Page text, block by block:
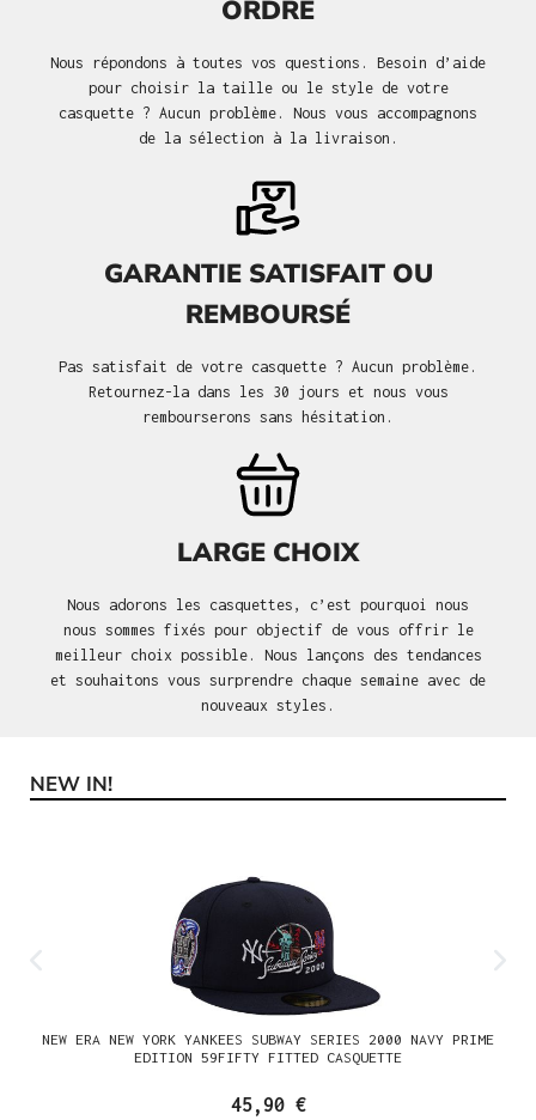
ORDRE
Nous répondons à toutes vos questions. Besoin d’aide
pour choisir la taille ou le style de votre
casquette ? Aucun problème. Nous vous accompagnons
de la sélection à la livraison.
GARANTIE SATISFAIT OU
REMBOURSÉ
Pas satisfait de votre casquette ? Aucun problème.
Retournez-la dans les 30 jours et nous vous
rembourserons sans hésitation.
LARGE CHOIX
Nous adorons les casquettes, c’est pourquoi nous
nous sommes fixés pour objectif de vous offrir le
meilleur choix possible. Nous lançons des tendances
et souhaitons vous surprendre chaque semaine avec de
nouveaux styles.
Ignorer la galerie de produits
NEW IN!
NEW ERA NEW YORK YANKEES SUBWAY SERIES 2000 NAVY PRIME
EDITION 59FIFTY FITTED CASQUETTE
45,90 €